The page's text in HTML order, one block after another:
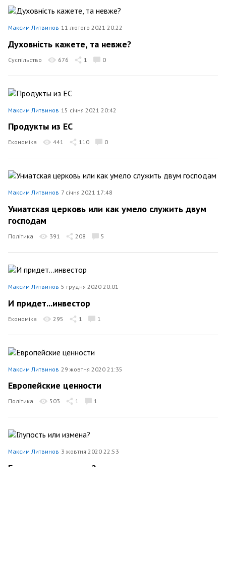
Максим Литвинов 11 лютого 2021 20:22
Духовність кажете, та невже?
Суспільство 676 1 0
Максим Литвинов 15 січня 2021 20:42
Продукты из ЕС
Економіка 441 110 0
Максим Литвинов 7 січня 2021 17:48
Униатская церковь или как умело служить двум
господам
Політика 391 208 5
Максим Литвинов 5 грудня 2020 20:01
И придет...инвестор
Економіка 295 1 1
Максим Литвинов 29 жовтня 2020 21:35
Европейские ценности
Політика 503 1 1
Максим Литвинов 3 жовтня 2020 22:53
Глупость или измена?